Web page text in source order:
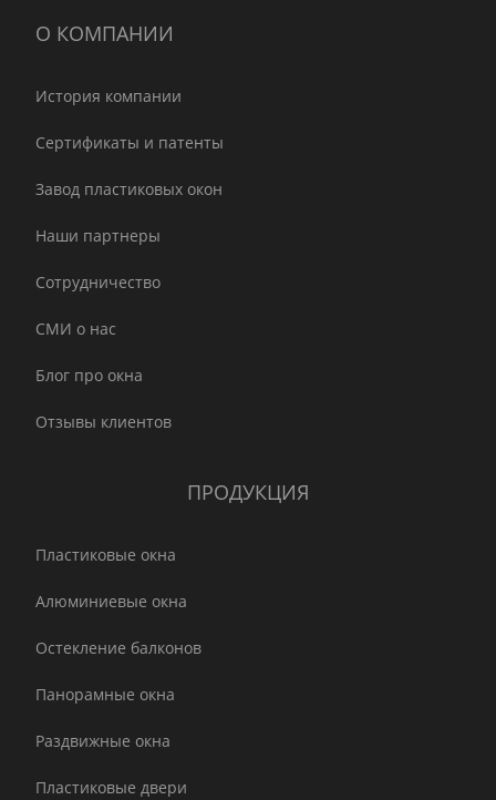
О КОМПАНИИ
История компании
Сертификаты и патенты
Завод пластиковых окон
Наши партнеры
Сотрудничество
СМИ о нас
Блог про окна
Отзывы клиентов
ПРОДУКЦИЯ
Пластиковые окна
Алюминиевые окна
Остекление балконов
Панорамные окна
Раздвижные окна
Пластиковые двери